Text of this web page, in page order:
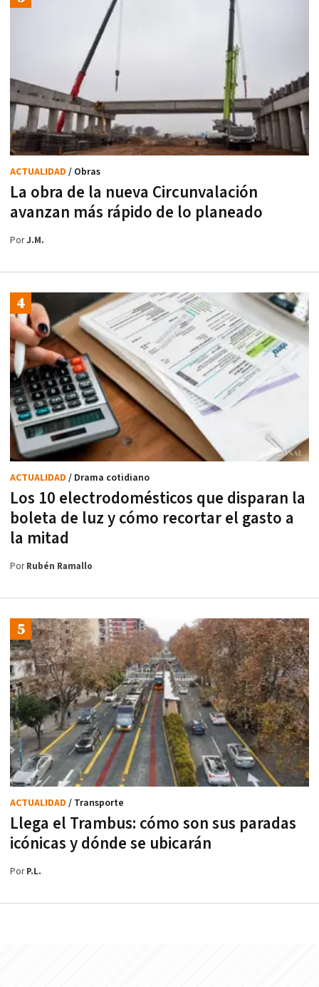
La obra de la nueva Circunvalación
avanzan más rápido de lo planeado
ACTUALIDAD / Obras
PorJ.M.
Los 10 electrodomésticos que disparan la
boleta de luz y cómo recortar el gasto a
la mitad
ACTUALIDAD / Drama cotidiano
PorRubén Ramallo
Llega el Trambus: cómo son sus paradas
icónicas y dónde se ubicarán
ACTUALIDAD / Transporte
PorP.L.